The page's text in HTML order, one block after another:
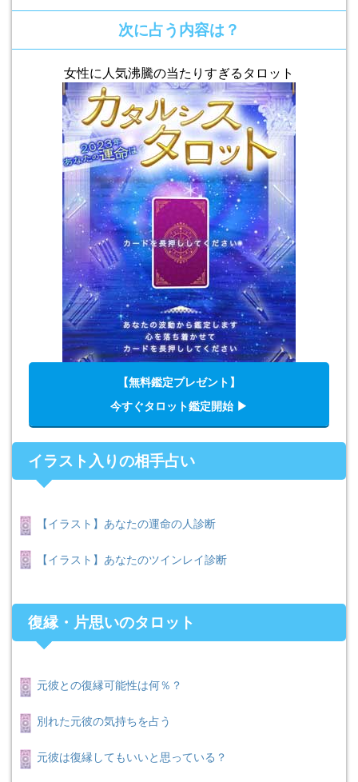
次に占う内容は？
女性に人気沸騰の当たりすぎるタロット
【無料鑑定プレゼント】
今すぐタロット鑑定開始 ▶︎
イラスト入りの相手占い
【イラスト】あなたの運命の人診断
【イラスト】あなたのツインレイ診断
復縁・片思いのタロット
元彼との復縁可能性は何％？
別れた元彼の気持ちを占う
元彼は復縁してもいいと思っている？